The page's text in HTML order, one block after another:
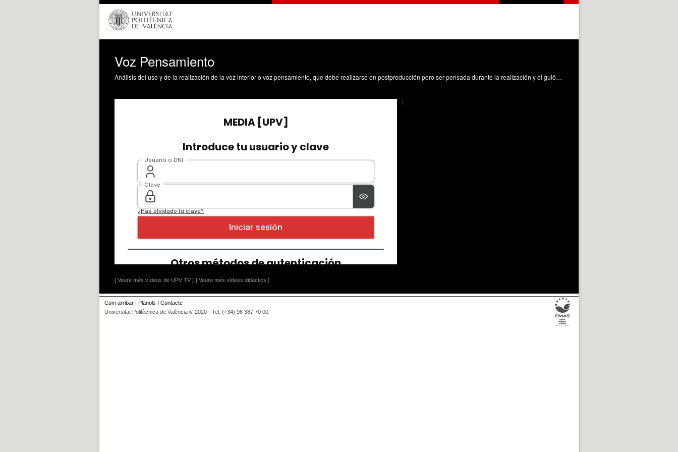
Voz Pensamiento
Análisis del uso y de la realización de la voz interior o voz pensamiento, que debe realizarse en postproducción pero ser pensada durante la realización y el guión Payri Lambert, BG. (2010). Voz Pensamiento. Universitat Politècnica de València. https://riunet.upv.es/handle/10251/8057
[ Veure més vídeos de UPV TV ] [ Veure més vídeos didàctics ]
Com arribar I Plànols I Contacte
Universitat Politècnica de València © 2020 · Tel. (+34) 96 387 70 00